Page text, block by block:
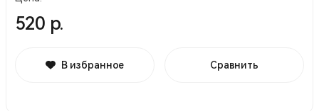
520 р.
В избранное Сравнить